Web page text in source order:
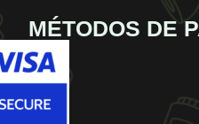
MÉTODOS DE